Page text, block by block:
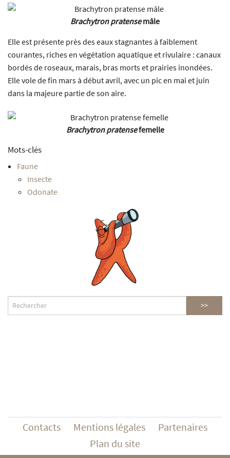
Brachytron pratensemâle
Elle est présente près des eaux stagnantes à faiblement
courantes, riches en végétation aquatique et rivulaire : canaux
bordés de roseaux, marais, bras morts et prairies inondées.
Elle vole de fin mars à début avril, avec un pic en mai et juin
dans la majeure partie de son aire.
Brachytron pratensefemelle
Mots-clés
Faune
Insecte
Odonate
Contacts Mentions légales
Partenaires
Plan du site